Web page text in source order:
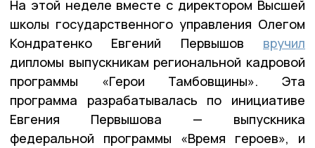
На этой неделе вместе с директором Высшей
школы государственного управления Олегом
Кондратенко Евгений Первышов вручил
дипломы выпускникам региональной кадровой
программы «Герои Тамбовщины». Эта
программа разрабатывалась по инициативе
Евгения Первышова — выпускника
федеральной программы «Время героев», и